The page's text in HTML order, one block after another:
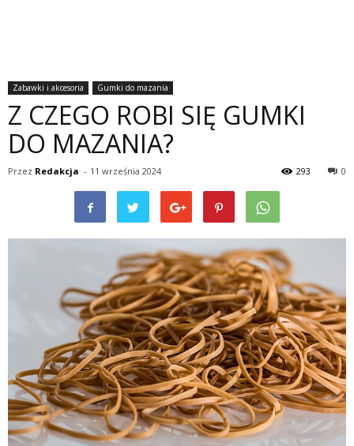
Zabawki i akcesoria Gumki do mazania
Z CZEGO ROBI SIĘ GUMKI
DO MAZANIA?
Przez Redakcja - 11 września 2024 0
293